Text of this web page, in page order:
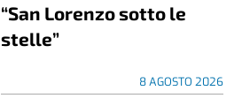
“San Lorenzo sotto le
stelle”
8 AGOSTO 2026